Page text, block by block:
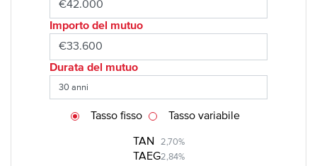
Importo del mutuo
Durata del mutuo
TAN 2,70%
TAEG2,84%
Tasso fisso Tasso variabile